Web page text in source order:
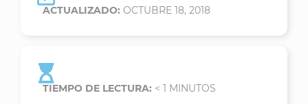
ACTUALIZADO: OCTUBRE 18, 2018
TIEMPO DE LECTURA: < 1 MINUTOS